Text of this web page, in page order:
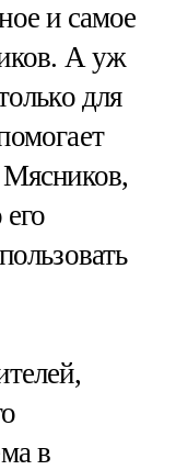
и самое
А уж
для
в